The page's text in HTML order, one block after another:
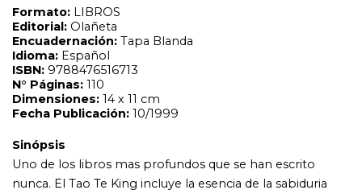
dimension mistica, tienen un lado practico que podemos
aplicar en nuestra vida cotidiana.